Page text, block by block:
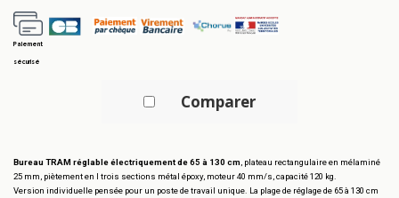
Paiement
sécurisé
Comparer
Bureau TRAM réglable électriquement de 65 à 130 cm , plateau rectangulaire en mélaminé
25 mm, piètement en I trois sections métal époxy, moteur 40 mm/s, capacité 120 kg.
Version individuelle pensée pour un poste de travail unique. La plage de réglage de 65 à 130 cm